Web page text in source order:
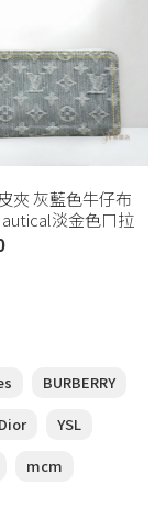
夾 灰藍色牛仔布
淡金色ㄇ拉
(桃園店)
BURBERRY
Dior
YSL
mcm